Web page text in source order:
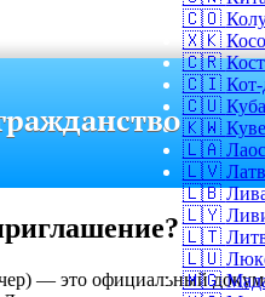
🇨🇴
🇽🇰
🇨🇷
🇨🇮
🇨🇺 Куба
🇰🇼
🇱🇦 Лаос
🇱🇻
🇱🇧
🇱🇾
🇱🇹
🇱🇺
🇲🇬
— это официальный